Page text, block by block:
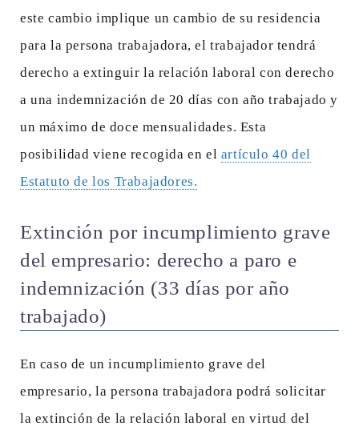
este cambio implique un cambio de su residencia
para la persona trabajadora, el trabajador tendrá
derecho a extinguir la relación laboral con derecho
a una indemnización de 20 días con año trabajado y
un máximo de doce mensualidades. Esta
posibilidad viene recogida en el artículo 40 del
Estatuto de los Trabajadores.
Extinción por incumplimiento grave
del empresario: derecho a paro e
indemnización (33 días por año
trabajado)
En caso de un incumplimiento grave del
empresario, la persona trabajadora podrá solicitar
la extinción de la relación laboral en virtud del